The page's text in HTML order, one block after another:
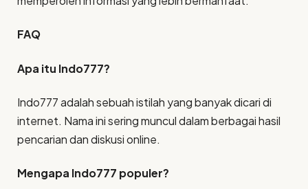
FAQ
Apa itu Indo777?
Indo777 adalah sebuah istilah yang banyak dicari di
internet. Nama ini sering muncul dalam berbagai hasil
pencarian dan diskusi online.
Mengapa Indo777 populer?